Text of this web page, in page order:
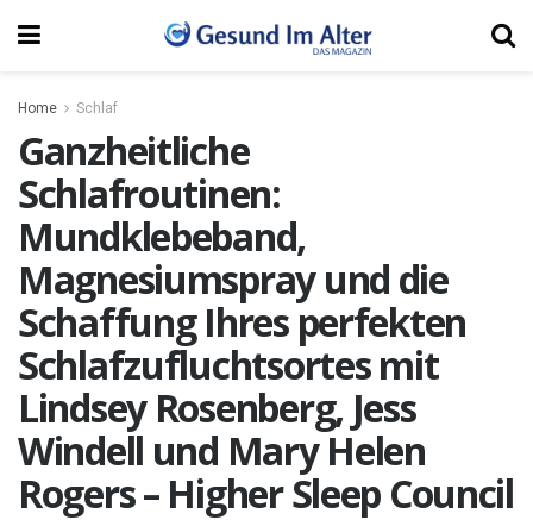
Home Schlaf
Ganzheitliche
Schlafroutinen:
Mundklebeband,
Magnesiumspray und die
Schaffung Ihres perfekten
Schlafzufluchtsortes mit
Lindsey Rosenberg, Jess
Windell und Mary Helen
Rogers – Higher Sleep Council